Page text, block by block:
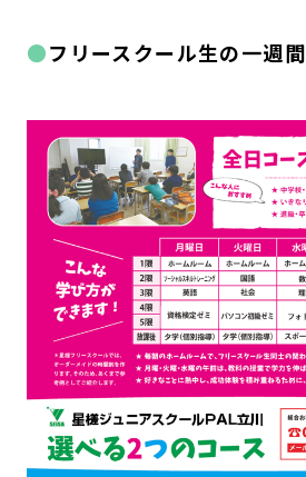
フリースクール生の一週間